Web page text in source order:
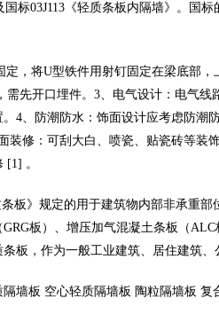
国标03J113《轻质条板内隔墙》。国
，将U型铁件用射钉固定在梁底部
需先开口埋件。3、电气设计：电气
4、防潮防水：饰面设计应考虑防潮
装修：可刮大白、喷瓷、贴瓷砖等装
。
板》规定的用于建筑物内部非承重
GRG板）、增压加气混凝土条板（
板，作为一般工业建筑、居住建筑、
墙板 空心轻质隔墙板 陶粒隔墙板 复